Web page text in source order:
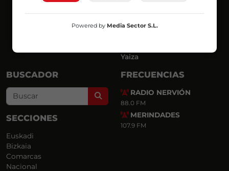
Mar y Cielo
Miguel Ángel
Yaiza
BUSCADOR
Search
SECCIONES
Euskadi
Bizkaia
Comarcas
Nacional
FRECUENCIAS
RADIO NERVIÓN
88.0 FM
MERINDADES
107.9 FM
Powered by Media Sector S.L.